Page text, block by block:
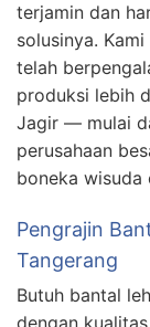
terjamin dan
solusinya.
telah
produksi lebih
Jagir — mulai
perusahaan
boneka
Pengrajin
Tangerang
Butuh bantal